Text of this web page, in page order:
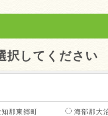
択してください
知郡東郷町
海部郡大